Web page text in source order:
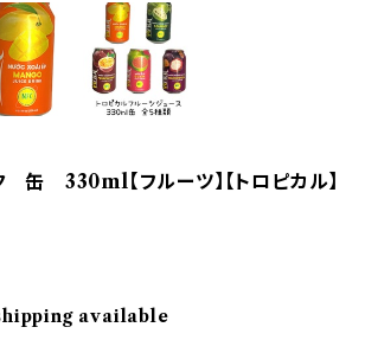
缶 330ml【フルーツ】【トロピカル】
available